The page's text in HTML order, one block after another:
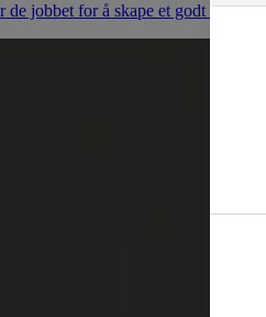
de jobbet for å skape et godt nabolag